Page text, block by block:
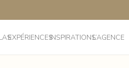
EXPÉRIENCESINSPIRATIONSL’AGENCE